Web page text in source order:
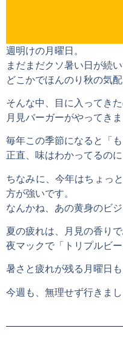
週明けの月曜日。
まだまだクソ暑い日が続
どこかでほんのり秋の気
そんな中、目に入ってき
月見バーガーがやってき
毎年この季節になると「
正直、味はわかってるの
ちなみに、今年はちょっ
方が強いです。
なんかね、あの黄身のビ
夏の疲れは、月見の香りで
夜マックで「トリプルビ
暑さと疲れが残る月曜日
今週も、無理せず行きま